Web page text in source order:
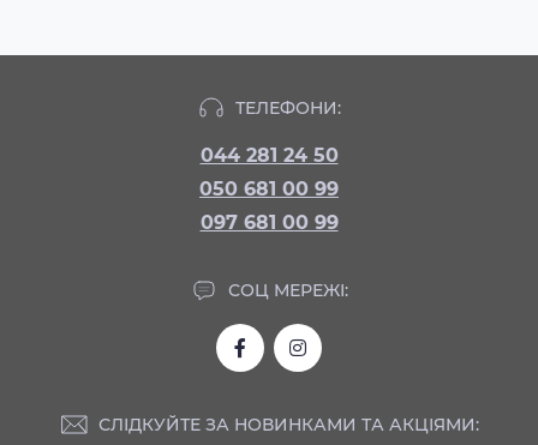
ТЕЛЕФОНИ:
044 281 24 50
050 681 00 99
097 681 00 99
СОЦ МЕРЕЖІ:
СЛІДКУЙТЕ ЗА НОВИНКАМИ ТА АКЦІЯМИ: